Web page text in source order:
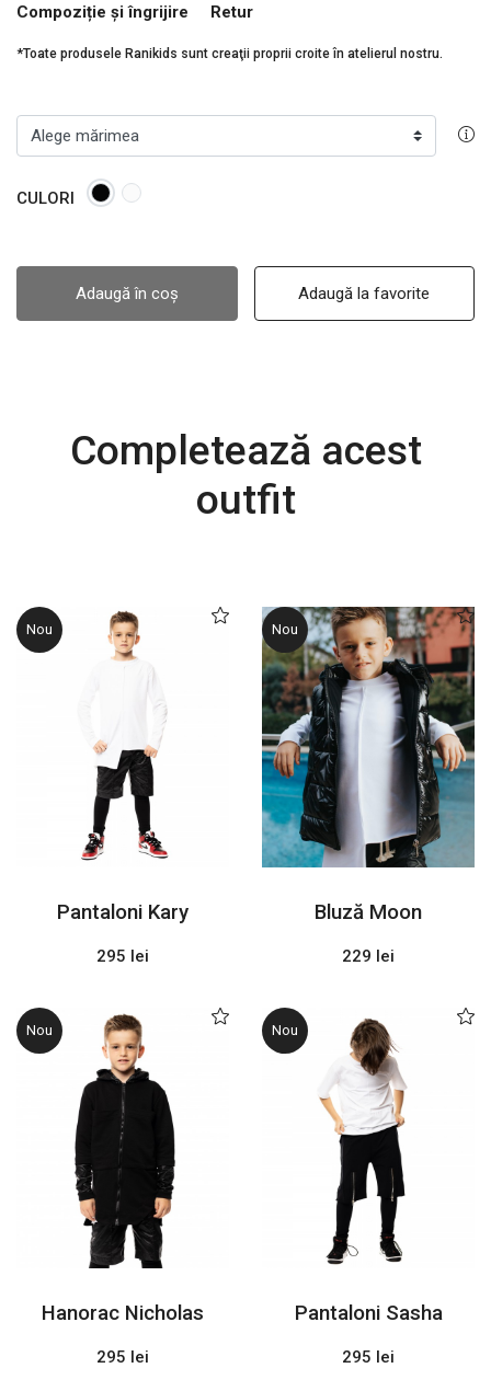
Compoziție și îngrijire Retur
*Toate produsele Ranikids sunt creaţii proprii croite în atelierul nostru.
CULORI
Adaugă în coș Adaugă la favorite
Completează acest
outfit
Nou
Pantaloni Kary
295 lei
Nou
Bluză Moon
229 lei
Nou
Hanorac Nicholas
295 lei
Nou
Pantaloni Sasha
295 lei